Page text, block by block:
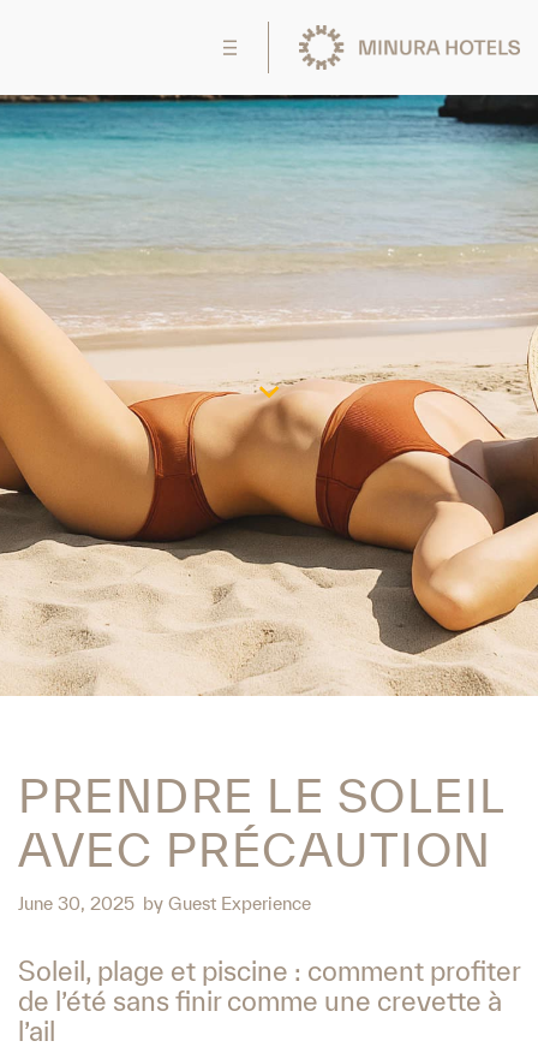
PRENDRE LE SOLEIL
AVEC PRÉCAUTION
June 30, 2025 by Guest Experience
Soleil, plage et piscine : comment profiter
de l’été sans finir comme une crevette à
l’ail